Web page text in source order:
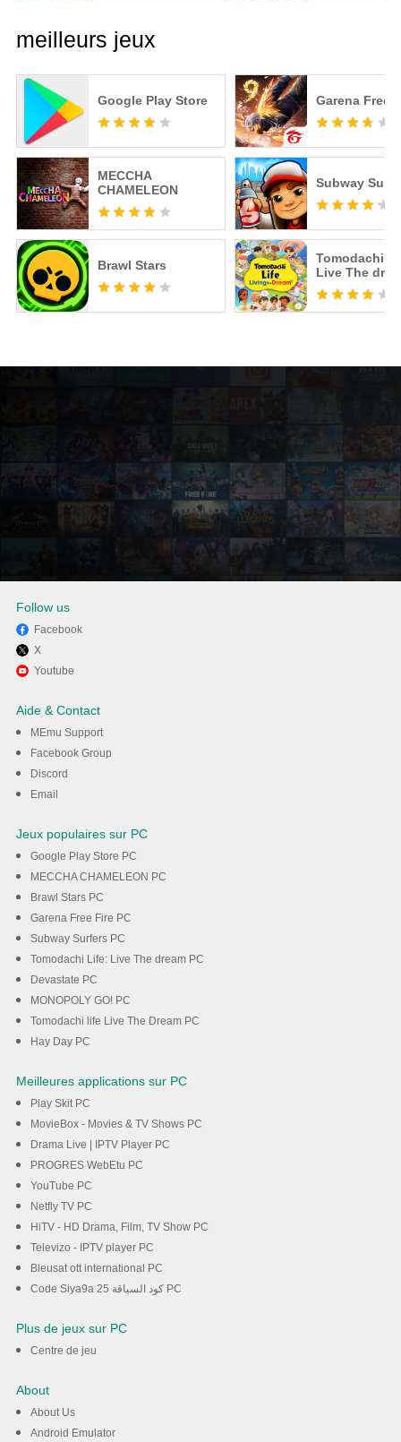
meilleurs jeux
Google Play Store
MECCHA
CHAMELEON
Brawl Stars
Garena Free
Subway
Tomodachi
Live The
Profitez de jouer Kingdom of
Desert sur PC avec MEmu
Follow us
Facebook
X
Youtube
Aide & Contact
MEmu Support
Facebook Group
Discord
Email
Jeux populaires sur PC
Google Play Store PC
MECCHA CHAMELEON PC
Brawl Stars PC
Garena Free Fire PC
Subway Surfers PC
Tomodachi Life: Live The dream PC
Devastate PC
MONOPOLY GO! PC
Tomodachi life Live The Dream PC
Hay Day PC
Meilleures applications sur PC
Play Skit PC
MovieBox - Movies & TV Shows PC
Drama Live | IPTV Player PC
PROGRES WebEtu PC
YouTube PC
Netfly TV PC
HiTV - HD Drama, Film, TV Show PC
Televizo - IPTV player PC
Bleusat ott international PC
Code Siya9a 25 كود السياقة PC
Plus de jeux sur PC
Centre de jeu
About
About Us
Android Emulator